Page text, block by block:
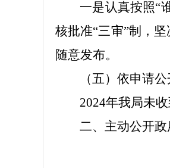
一是认真按照“
核批准“三审”制，
随意发布。
（五）依申请
2024年我局未
二、 主动公开